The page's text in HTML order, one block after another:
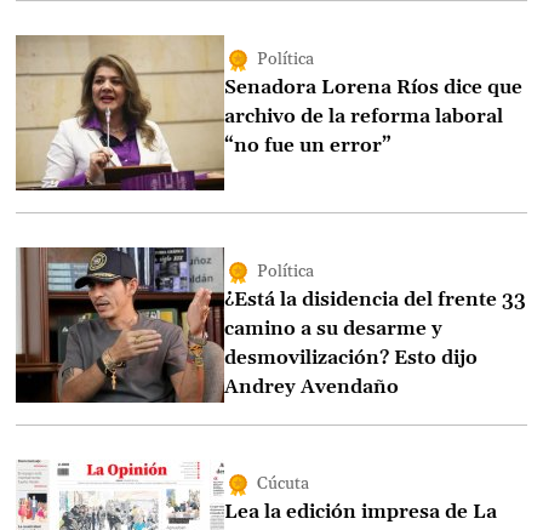
Política
Senadora Lorena Ríos dice que
archivo de la reforma laboral
“no fue un error”
Política
¿Está la disidencia del frente 33
camino a su desarme y
desmovilización? Esto dijo
Andrey Avendaño
Cúcuta
Lea la edición impresa de La